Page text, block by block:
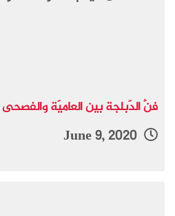
فنُّ الدَّبلجة بين العاميَّة والفصحى